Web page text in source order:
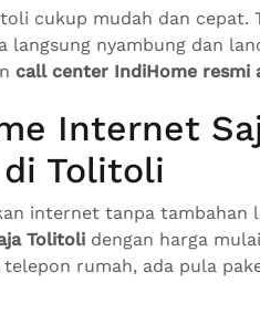
cukup mudah dan cepat.
langsung nyambung dan
call center IndiHome resmi
Internet
Tolitoli
internet tanpa tambahan
Tolitoli dengan harga
rumah, ada pula